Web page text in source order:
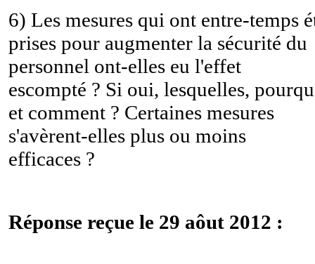
6) Les mesures qui ont entre-temps
prises pour augmenter la sécurité du
personnel ont-elles eu l'effet
escompté ? Si oui, lesquelles,
et comment ? Certaines mesures
s'avèrent-elles plus ou moins
efficaces ?
Réponse reçue le 29 aôut 2012 :